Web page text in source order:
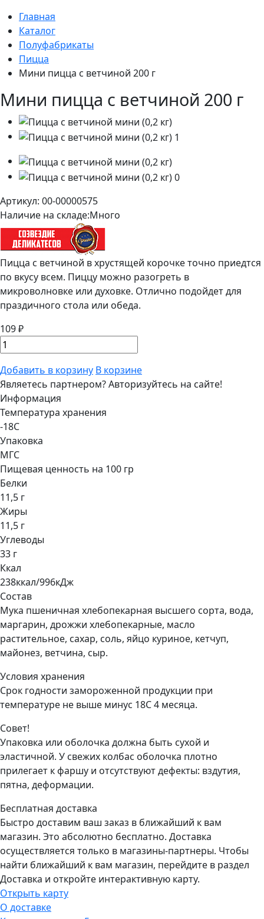
Главная
Каталог
Полуфабрикаты
Пицца
Мини пицца с ветчиной 200 г
Мини пицца с ветчиной 200 г
Артикул: 00-00000575
Наличие на складе:Много
Пицца с ветчиной в хрустящей корочке точно приедтся
по вкусу всем. Пиццу можно разогреть в
микроволновке или духовке. Отлично подойдет для
праздичного стола или обеда.
109 ₽
Добавить в корзину В корзине
Являетесь партнером?Авторизуйтесь на сайте!
Информация
Температура хранения
-18С
Упаковка
МГС
Пищевая ценность на 100 гр
Белки
11,5 г
Жиры
11,5 г
Углеводы
33 г
Ккал
238ккал/996кДж
Состав
Мука пшеничная хлебопекарная высшего сорта, вода,
маргарин, дрожжи хлебопекарные, масло
растительное, сахар, соль, яйцо куриное, кетчуп,
майонез, ветчина, сыр.
Условия хранения
Срок годности замороженной продукции при
температуре не выше минус 18С 4 месяца.
Совет!
Упаковка или оболочка должна быть сухой и
эластичной. У свежих колбас оболочка плотно
прилегает к фаршу и отсутствуют дефекты: вздутия,
пятна, деформации.
Бесплатная доставка
Быстро доставим ваш заказ в ближайший к вам
магазин. Это абсолютно бесплатно. Доставка
осуществляется только в магазины-партнеры. Чтобы
найти ближайший к вам магазин, перейдите в раздел
Доставка и откройте интерактивную карту.
Открыть карту
О доставке